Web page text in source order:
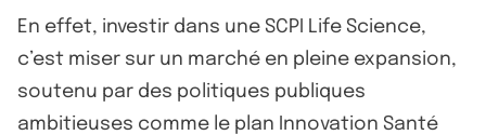
En effet, investir dans une SCPI Life Science,
c’est miser sur un marché en pleine expansion,
soutenu par des politiques publiques
ambitieuses comme le plan Innovation Santé